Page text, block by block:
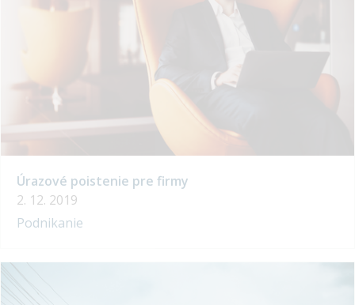
Úrazové poistenie pre firmy
2. 12. 2019
Podnikanie